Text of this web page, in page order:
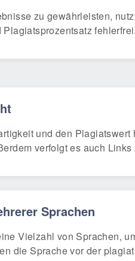
zu gewährleisten,
fehlerfrei.
und den
verfolgt es auch
Sprachen
Vielzahl von Sprachen,
die Sprache vor der